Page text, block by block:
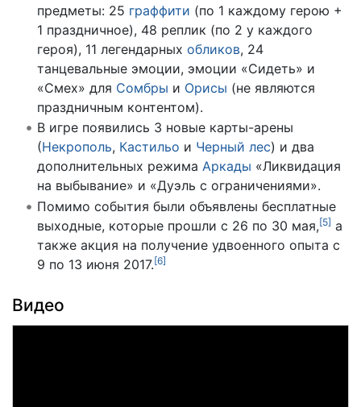
предметы: 25 граффити (по 1 каждому герою +
1 праздничное), 48 реплик (по 2 у каждого
героя), 11 легендарных обликов, 24
танцевальные эмоции, эмоции «Сидеть» и
«Смех» для Сомбры и Орисы (не являются
праздничным контентом).
В игре появились 3 новые карты-арены
(Некрополь, Кастильо и Черный лес) и два
дополнительных режима Аркады «Ликвидация
на выбывание» и «Дуэль с ограничениями».
Помимо события были объявлены бесплатные
выходные, которые прошли с 26 по 30 мая,[5] а
также акция на получение удвоенного опыта с
9 по 13 июня 2017.[6]
Видео